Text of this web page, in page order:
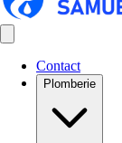
Contact
Plomberie